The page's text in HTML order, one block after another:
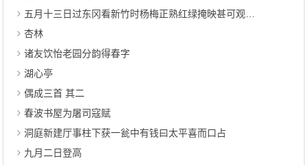
五月十三日过东冈看新竹时杨梅正熟红绿掩映甚可观也诗因及之
杏林
诸友饮怡老园分韵得春字
湖心亭
偶成三首 其二
春波书屋为屠司寇赋
洞庭新建厅事柱下获一瓮中有钱曰太平喜而口占
九月二日登高